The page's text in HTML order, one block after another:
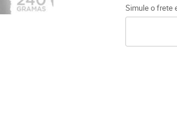
Simule o frete